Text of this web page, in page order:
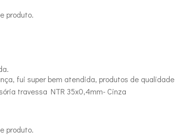
produto.
fui super bem atendida, produtos de
travessa NTR 35x0,4mm- Cinza
produto.